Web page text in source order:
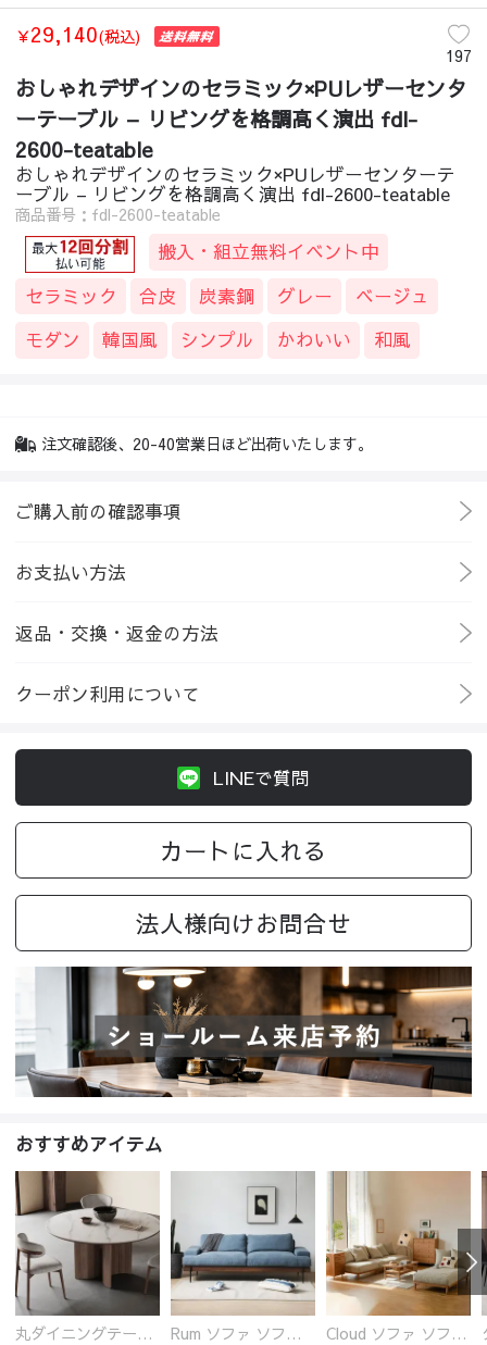
￥29,140(税込)
197
おしゃれデザインのセラミック×PUレザーセンタ
ーテーブル – リビングを格調高く演出 fdl-
2600-teatable
おしゃれデザインのセラミック×PUレザーセンターテ
ーブル – リビングを格調高く演出 fdl-2600-teatable
商品番号：fdl-2600-teatable
搬入・組立無料イベント中
セラミック
合皮 炭素鋼 グレー
ベージュ
モダン
韓国風 シンプル かわいい 和風
注文確認後、20-40営業日ほど出荷いたします。
ご購入前の確認事項
お支払い方法
返品・交換・返金の方法
クーポン利用について
LINEで質問
カートに入れる
法人様向けお問合せ
おすすめアイテム
丸ダイニングテーブル セラミック天板 耐熱 キズに強い 丸型 北欧 無垢材 円卓 円型 Rum ソファ ソファー おしゃれ 1人掛け～4人掛け ウォールナットorオーク材フレーム 西海岸風 肘掛 Cloud ソファ ソファーおしゃれ 1人掛け～3人掛け チェリー材フレーム 木製 北欧 おしゃれ 5カラー 自由レイアウト